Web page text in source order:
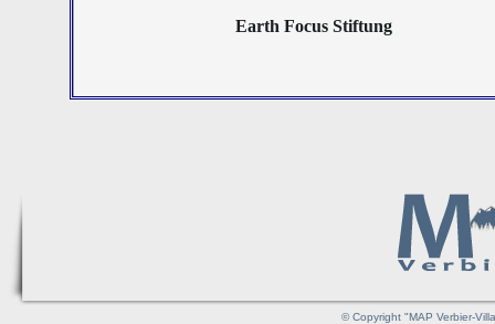
Earth Focus Stiftung
© Copyright "MAP Verbier-